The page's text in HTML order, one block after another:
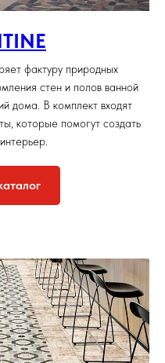
фактуру природных
стен и полов ванной
дома. В комплект входят
которые помогут создать